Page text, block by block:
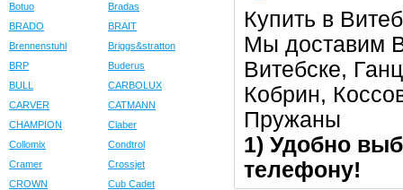
Botuo
Bradas
BRADO
BRAIT
Brennenstuhl
Briggs&stratton
BRP
Buderus
BULL
CARBOLUX
CARVER
CATMANN
CHAMPION
Claber
Collomix
Condtrol
Cramer
Crossjet
CROWN
Cub Cadet
Купить в
Мы доставим
Витебске,
Кобрин,
Пружаны
1) Удобно
телефону!